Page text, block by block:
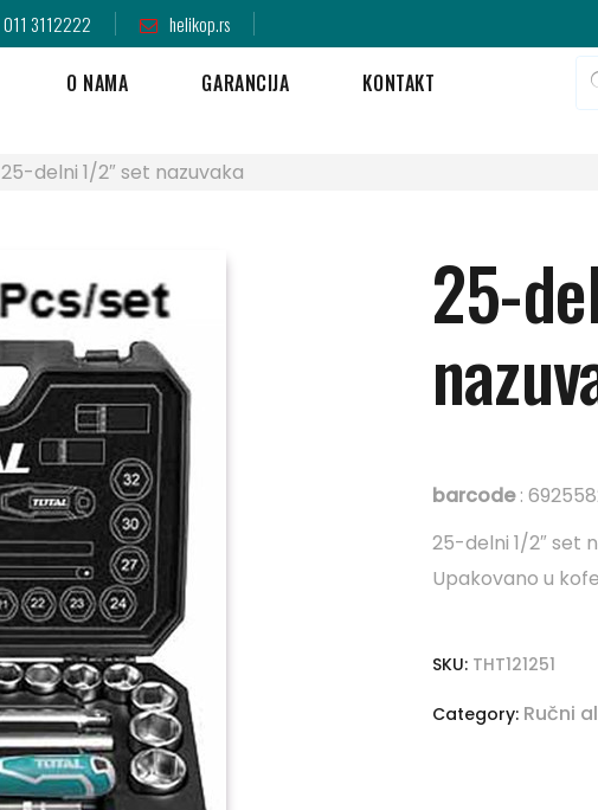
011 3112222 helikop.rs
O NAMA GARANCIJA KONTAKT
25-delni 1/2″ set nazuvaka
25-
barcode:
25-delni 1/2″ set
Upakovano u
SKU: THT121251
Category: Ručni